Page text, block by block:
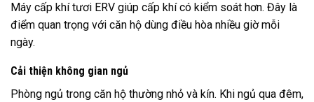
Máy cấp khí tươi ERV giúp cấp khí có kiểm soát hơn. Đây là
điểm quan trọng với căn hộ dùng điều hòa nhiều giờ mỗi
ngày.
Cải thiện không gian ngủ
Phòng ngủ trong căn hộ thường nhỏ và kín. Khi ngủ qua đêm,